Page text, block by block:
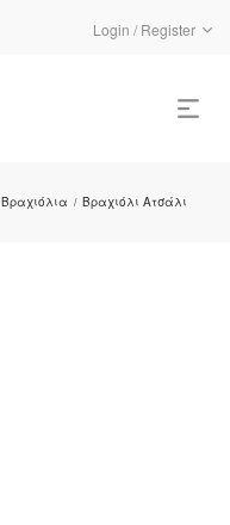
Login / Register
Βραχιόλια / Βραχιόλι Ατσάλι